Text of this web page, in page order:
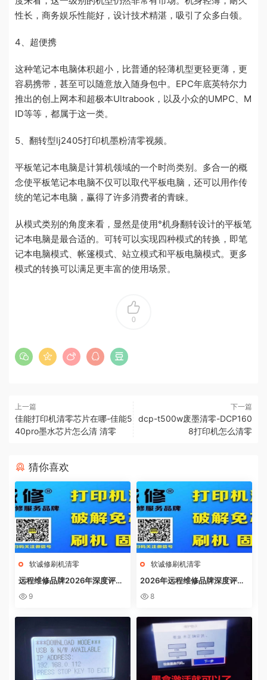
性长，商务娱乐性能好，设计技术精湛，吸引了众多白领。
4、超便携
这种笔记本电脑体积超小，比普通的轻薄机型更轻更薄，更
容易携带，甚至可以随意放入随身包中。EPC年底英特尔力
推出的创上网本和超极本Ultrabook，以及小众的UMPC、M
ID等等，都属于这一类。
5、翻转型lj2405打印机墨粉清零视频。
平板笔记本电脑是计算机领域的一个时尚类别。多合一的概
念使平板笔记本电脑不仅可以取代平板电脑，还可以用作传
统的笔记本电脑，赢得了许多消费者的青睐。
从模式类别的角度来看，显然是使用°机身翻转设计的平板笔
记本电脑是最合适的。可转可以实现四种模式的转换，即笔
记本电脑模式、帐篷模式、站立模式和平板电脑模式。更多
模式的转换可以满足更丰富的使用场景。
0
上一篇
佳能打印机清零芯片在哪-佳能5
40pro墨水芯片怎么清 清零
下一篇
dcp-t500w废墨清零-DCP160
8打印机怎么清零
猜你喜欢
软诚修刷机清零
远程维修品牌2026年深度评
测：软诚修、远城修吧、远城在
9
软诚修刷机清零
2026年远程维修品牌深度评
测：软诚修、远城修吧、远城在
8